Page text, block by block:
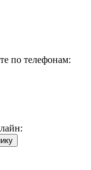
по телефонам: